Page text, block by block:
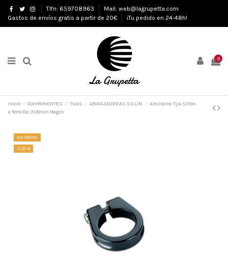
Tlfn: 659708963
Mail: web@lagrupetta.com
Gastos de envíos gratis a partir de 20€
¡Tu pedido en 24-48h!
0
Inicio COMPONENTES TIJAS ABRAZADERAS SILLÍN
Aro Cierre Tija Sillon
a Tornillo, 31,8mm Negro
¡En oferta!
-3,50 €